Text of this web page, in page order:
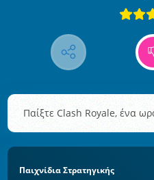
Παίξτε Clash Royale, ένα
Παιχνίδια Στρατηγικής